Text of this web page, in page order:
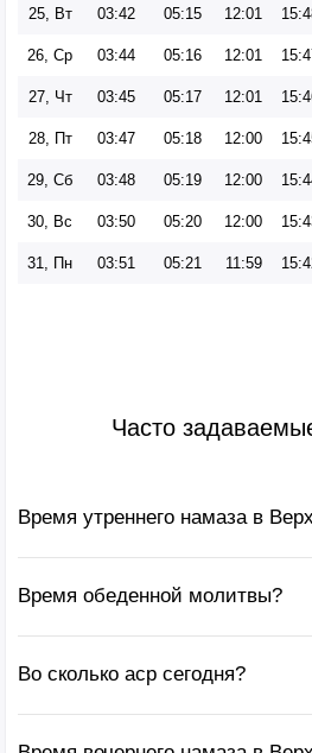
25, Вт 03:42 05:15 12:01
26, Ср 03:44 05:16 12:01
27, Чт 03:45 05:17 12:01
28, Пт 03:47 05:18 12:00
29, Сб 03:48 05:19 12:00
30, Вс 03:50 05:20 12:00
31, Пн 03:51 05:21 11:59
Часто
Время утреннего намаза в
Время обеденной молитвы?
Во сколько аср сегодня?